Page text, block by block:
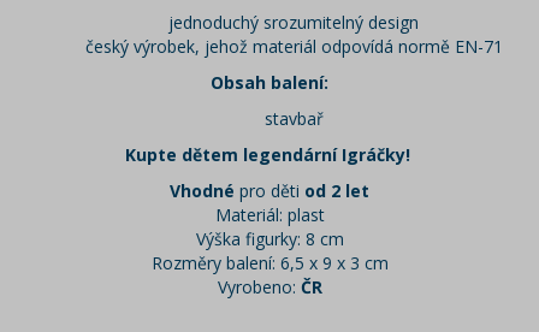
jednoduchý srozumitelný design
český výrobek, jehož materiál odpovídá normě EN-71
Obsah balení:
stavbař
Kupte dětem legendární Igráčky!
Vhodné pro děti od 2 let
Materiál: plast
Výška figurky: 8 cm
Rozměry balení: 6,5 x 9 x 3 cm
Vyrobeno: ČR